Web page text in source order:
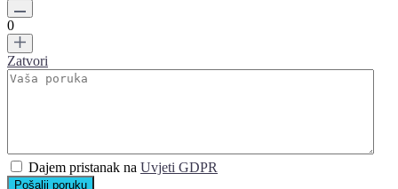
0
Zatvori
Dajem pristanak na Uvjeti GDPR
Pošalji poruku